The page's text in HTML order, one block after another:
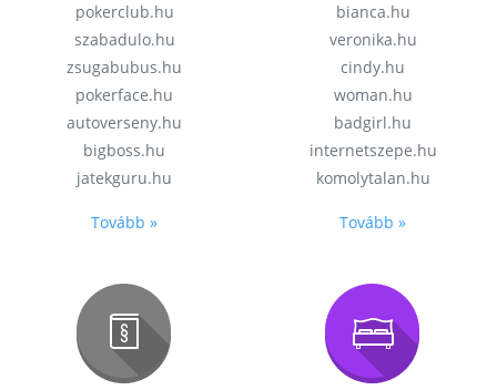
pokerclub.hu
szabadulo.hu
zsugabubus.hu
pokerface.hu
autoverseny.hu
bigboss.hu
jatekguru.hu
Tovább »
bianca.hu
veronika.hu
cindy.hu
woman.hu
badgirl.hu
internetszepe.hu
komolytalan.hu
Tovább »